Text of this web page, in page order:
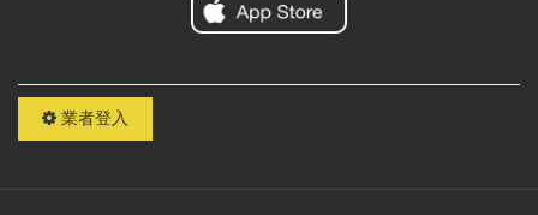
業者登入